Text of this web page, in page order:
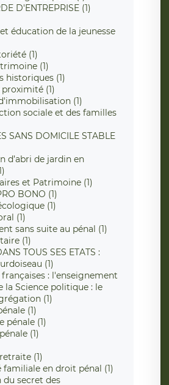
D'ENTREPRISE (1)
éducation de la jeunesse
(1)
(1)
historiques (1)
(1)
(1)
sociale et des familles
SANS DOMICILE STABLE
d’abri de jardin en
et Patrimoine (1)
BONO (1)
(1)
(1)
sans suite au pénal (1)
(1)
TOUS SES ETATS :
(1)
: l'enseignement
la Science politique : le
(1)
(1)
pénale (1)
(1)
(1)
en droit pénal (1)
du secret des